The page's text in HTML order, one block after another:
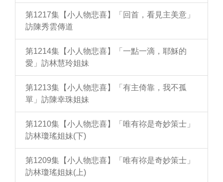
第1217集【小人物悲喜】「回首，看見主美意」
訪陳秀雲傳道
第1214集【小人物悲喜】「一點一滴，耶穌的
愛」訪林慧玲姐妹
第1213集【小人物悲喜】「有主倚靠，我不孤
單」訪陳幸珠姐妹
第1210集【小人物悲喜】「唯有祢是奇妙策士」
訪林瓊瑤姐妹(下)
第1209集【小人物悲喜】「唯有祢是奇妙策士」
訪林瓊瑤姐妹(上)